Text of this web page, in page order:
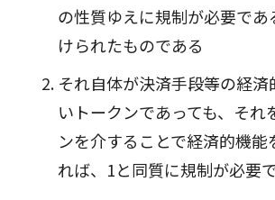
の性質ゆえに規制が必要で
けられたものである
それ自体が決済手段等の経
いトークンであっても、それ
ンを介することで経済的機
れば、1と同質に規制が必要